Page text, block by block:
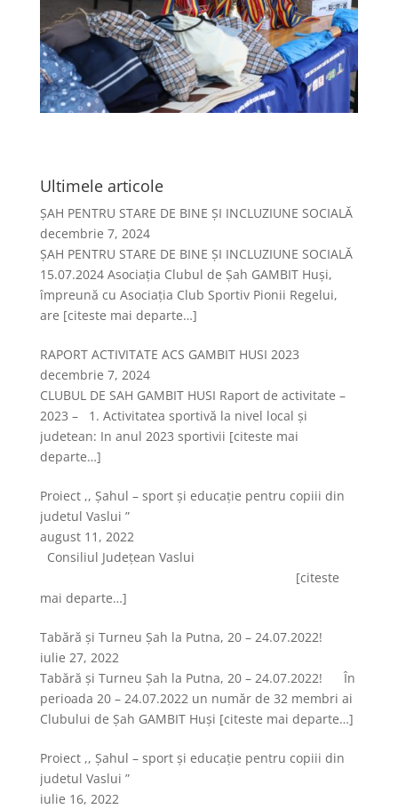
Ultimele articole
ȘAH PENTRU STARE DE BINE ȘI INCLUZIUNE SOCIALĂ
decembrie 7, 2024
ȘAH PENTRU STARE DE BINE ȘI INCLUZIUNE SOCIALĂ
15.07.2024 Asociația Clubul de Șah GAMBIT Huși,
împreună cu Asociația Club Sportiv Pionii Regelui,
are [citeste mai departe…]
RAPORT ACTIVITATE ACS GAMBIT HUSI 2023
decembrie 7, 2024
CLUBUL DE SAH GAMBIT HUSI Raport de activitate –
2023 – 1. Activitatea sportivă la nivel local şi
judetean: In anul 2023 sportivii [citeste mai
departe…]
Proiect ,, Șahul – sport și educație pentru copiii din
judetul Vaslui ”
august 11, 2022
Consiliul Județean Vaslui
[citeste
mai departe…]
Tabără și Turneu Șah la Putna, 20 – 24.07.2022!
iulie 27, 2022
Tabără și Turneu Șah la Putna, 20 – 24.07.2022! În
perioada 20 – 24.07.2022 un număr de 32 membri ai
Clubului de Șah GAMBIT Huși [citeste mai departe…]
Proiect ,, Șahul – sport și educație pentru copiii din
judetul Vaslui ”
iulie 16, 2022